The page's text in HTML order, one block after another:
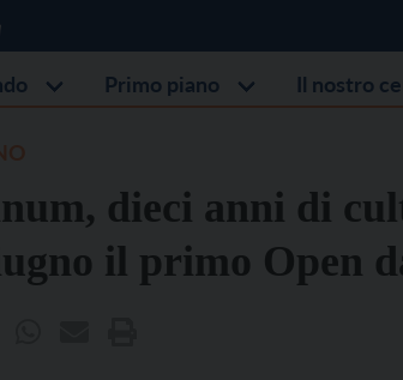
Primo piano Il nostro
dieci anni di
il primo Open